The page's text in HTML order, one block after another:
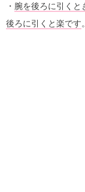
・ 腕を後ろに引くと
後ろに引くと楽です。